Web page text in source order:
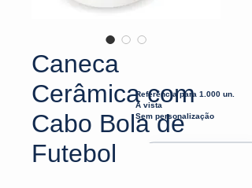
Caneca
Cerâmica com
Cabo Bola de
Futebol
Referência para 1.000 un.
À vista
Sem personalização